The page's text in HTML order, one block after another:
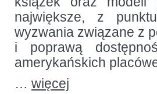
największe, z
wyzwania związane z
i poprawą
amerykańskich
… więcej